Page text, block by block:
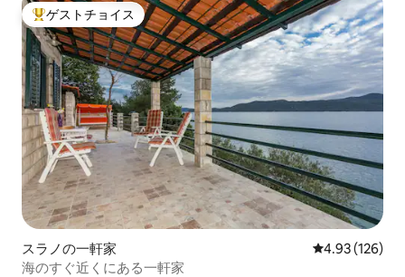
大好評のゲストチョイスです。
ゲストチョイス
スラノの一軒家 レビュー126
4.93 (126)
海のすぐ近くにある一軒家